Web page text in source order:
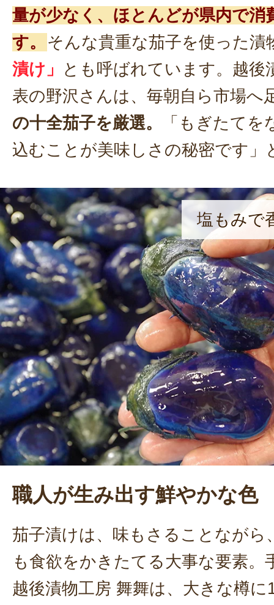
量が少なく、ほとんどが県内で消
す。
そんな貴重な茄子を使った漬
漬け」
とも呼ばれています。越後
表の野沢さんは、毎朝自ら市場へ
の十全茄子を厳選。
「もぎたて
込むことが美味しさの秘密です」
塩もみで
職人が生み出す鮮やかな色
茄子漬けは、味もさることながら
も食欲をかきたてる大事な要素。
越後漬物工房 舞舞は、大きな樽